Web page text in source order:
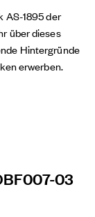
AS-1895 der
über dieses
Hintergründe
erwerben.
03